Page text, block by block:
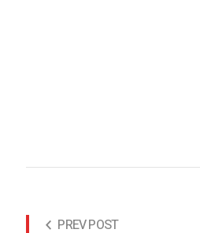
PREV POST